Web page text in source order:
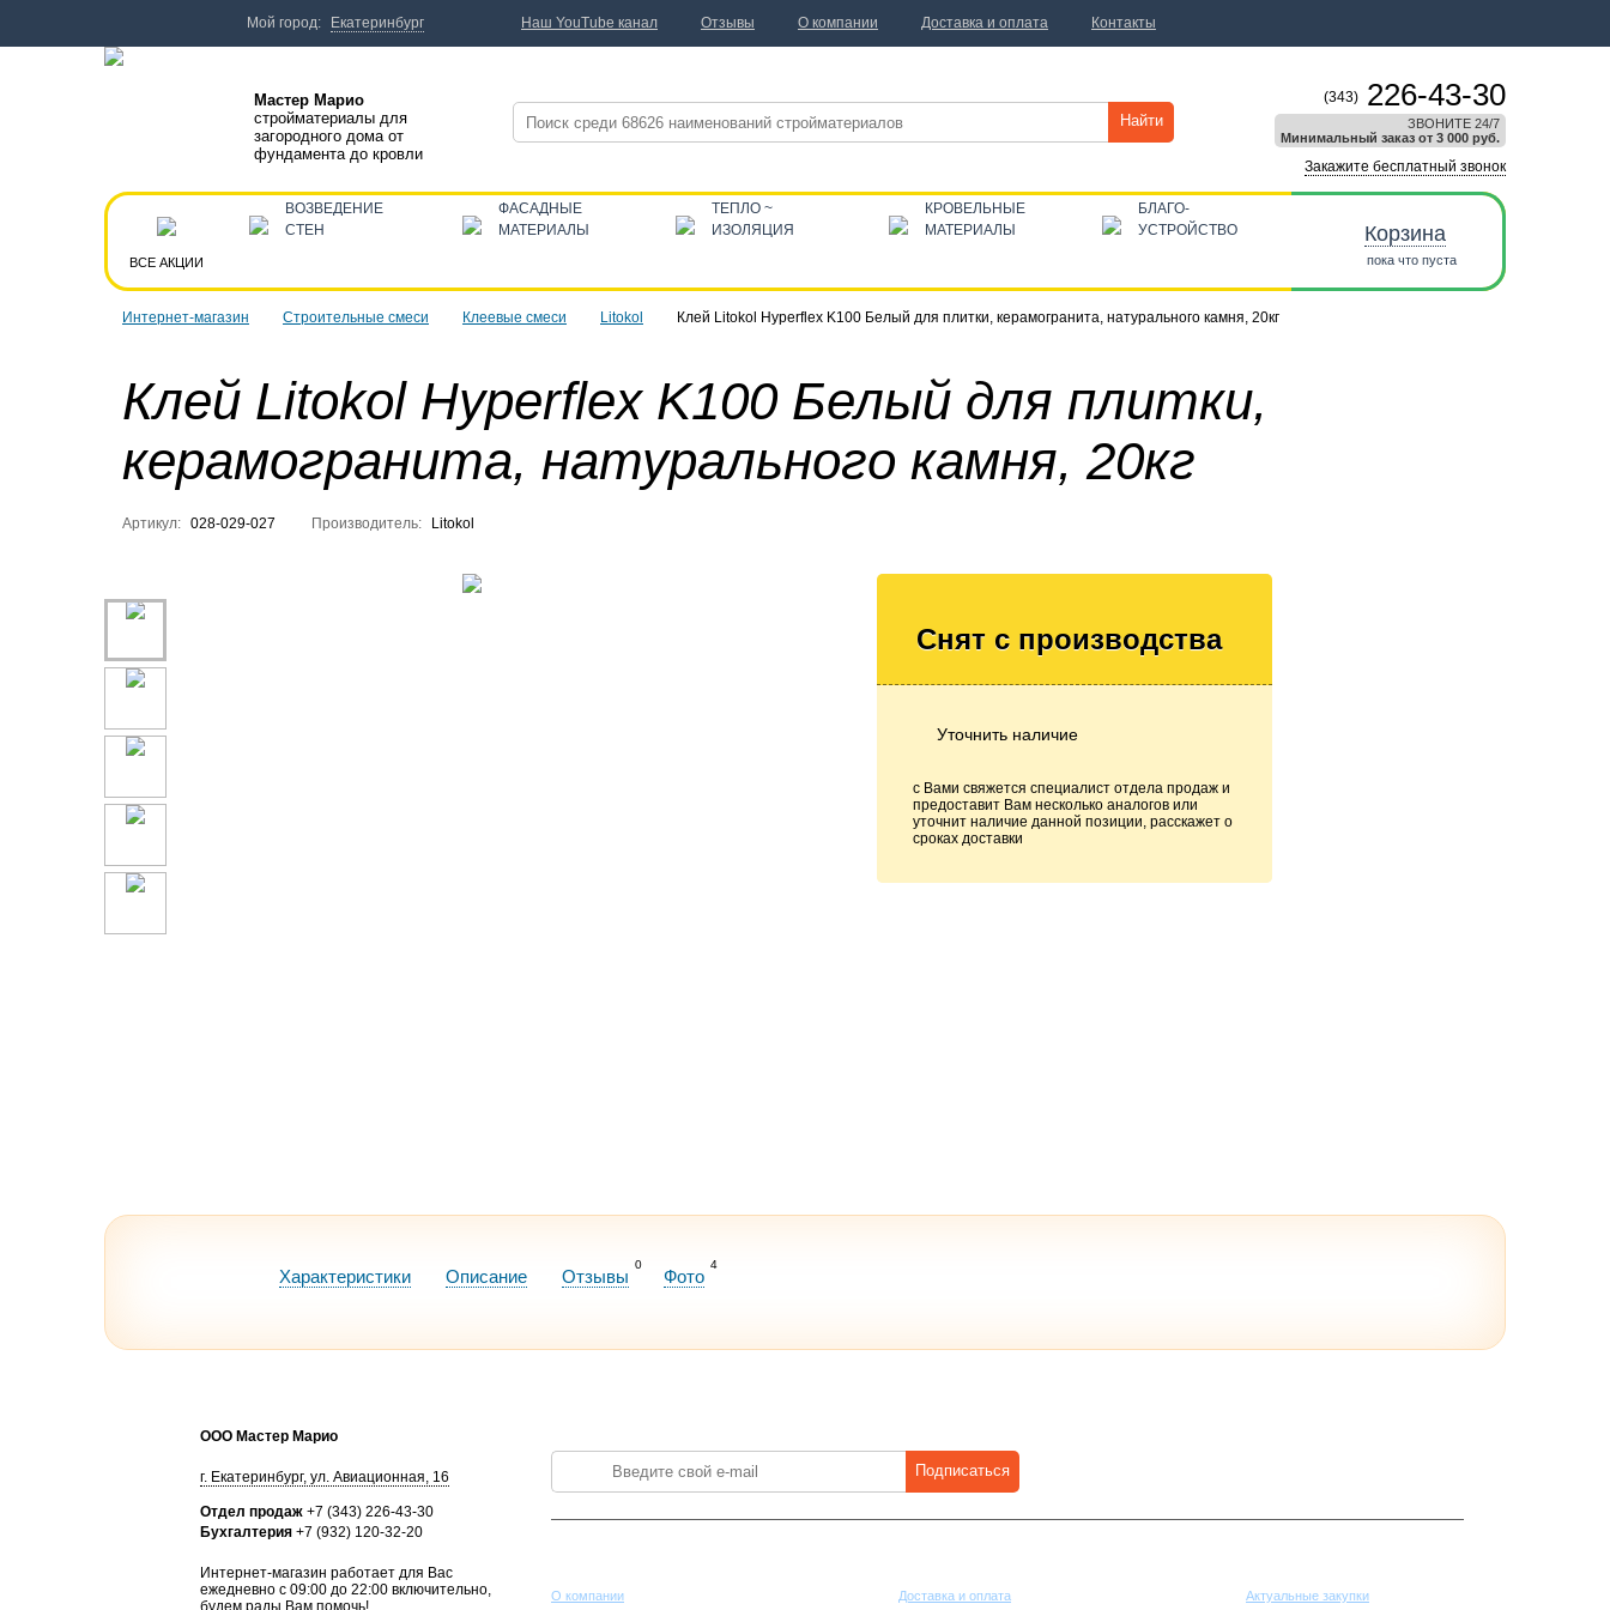
Интернет-магазин Строительные смеси Клеевые смеси Litokol Клей Litokol Hyperflex K100 Белый для плитки, керамогранита, натурального камня, 20кг
Клей Litokol Hyperflex K100 Белый для плитки,
керамогранита, натурального камня, 20кг
Артикул: 028-029-027 Производитель: Litokol
Снят с производства
Уточнить наличие
с Вами свяжется специалист отдела продаж и
предоставит Вам несколько аналогов или
уточнит наличие данной позиции, расскажет о
сроках доставки
Характеристики Описание Отзывы
0
Фото
4
Мастер Марио
стройматериалы для
загородного дома от
фундамента до кровли
Найти
(343) 226-43-30
ЗВОНИТЕ 24/7
Минимальный заказ от 3 000 руб.
Закажите бесплатный звонок
ВСЕ АКЦИИ
ВОЗВЕДЕНИЕ
СТЕН
ФАСАДНЫЕ
МАТЕРИАЛЫ
ТЕПЛО ~
ИЗОЛЯЦИЯ
КРОВЕЛЬНЫЕ
МАТЕРИАЛЫ
БЛАГО-
УСТРОЙСТВО
Корзина
пока что пуста
ООО Мастер Марио
г. Екатеринбург, ул. Авиационная, 16
Отдел продаж +7 (343) 226-43-30
Бухгалтерия +7 (932) 120-32-20
Интернет-магазин работает для Вас
ежедневно с 09:00 до 22:00 включительно,
будем рады Вам помочь!
Подписаться
О компании Доставка и оплата Актуальные закупки
Мой город: Екатеринбург Наш YouTube канал Отзывы О компании Доставка и оплата Контакты